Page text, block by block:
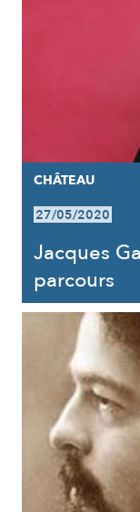
CHÂTEAU
27/05/2020
Jacques
parcours